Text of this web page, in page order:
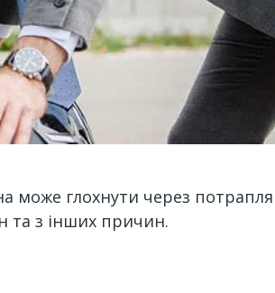
глохнути через
та з інших причин.